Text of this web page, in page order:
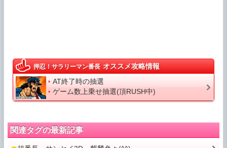
押忍！サラリーマン番長 オススメ攻略情報
AT終了時の抽選
ゲーム数上乗せ抽選(頂RUSH中)
関連タグの最新記事